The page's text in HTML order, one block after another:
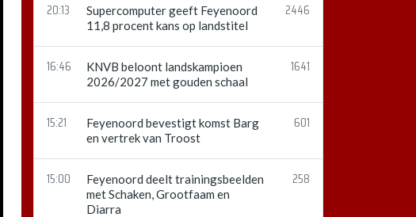
20:13
Supercomputer geeft Feyenoord
11,8 procent kans op landstitel
2446
16:46
KNVB beloont landskampioen
2026/2027 met gouden schaal
1641
15:21
Feyenoord bevestigt komst Barg
en vertrek van Troost
601
15:00
Feyenoord deelt trainingsbeelden
met Schaken, Grootfaam en
Diarra
258